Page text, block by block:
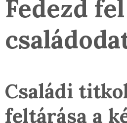
Fedezd fel
Családi
feltárása a